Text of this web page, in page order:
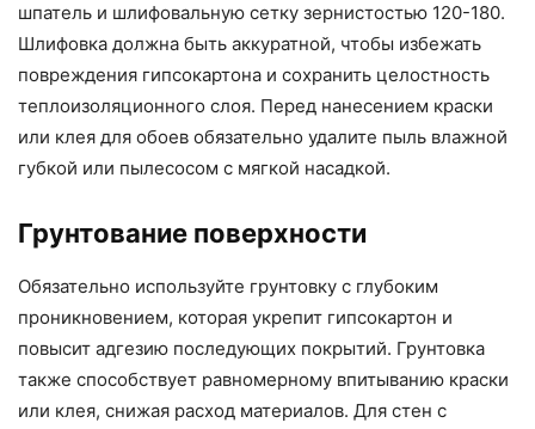
шпатель и шлифовальную сетку зернистостью 120-180.
Шлифовка должна быть аккуратной, чтобы избежать
повреждения гипсокартона и сохранить целостность
теплоизоляционного слоя. Перед нанесением краски
или клея для обоев обязательно удалите пыль влажной
губкой или пылесосом с мягкой насадкой.
Грунтование поверхности
Обязательно используйте грунтовку с глубоким
проникновением, которая укрепит гипсокартон и
повысит адгезию последующих покрытий. Грунтовка
также способствует равномерному впитыванию краски
или клея, снижая расход материалов. Для стен с